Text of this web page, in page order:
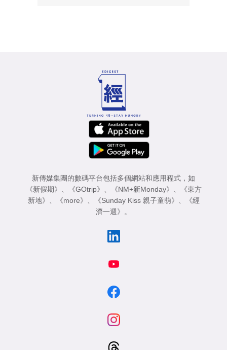
新傳媒集團的數碼平台包括多個網站和應用程式，如
《新假期》
《GOtrip》 《NM+新Monday》
《東方
新地》
《more》 《Sunday Kiss 親子童萌》
《經
濟一週》
。